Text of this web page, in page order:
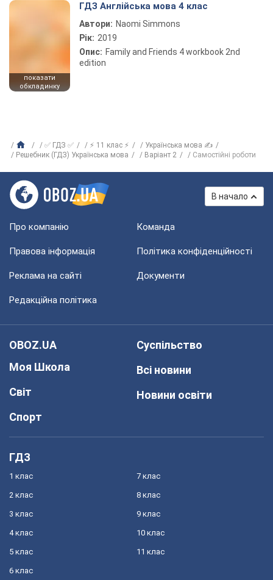
показати
обкладинку
ГДЗ Англійська мова 4 клас
Автори: Naomi Simmons
Рік: 2019
Опис: Family and Friends 4 workbook 2nd
edition
✅ ГДЗ ✅ ⚡ 11 клас ⚡
Українська мова ✍
Решебник (ГДЗ) Українська мова
Варіант 2 Самостійні роботи
В начало
Про компанію Команда
Правова інформація Політика конфіденційності
Реклама на сайті Документи
Редакційна політика
OBOZ.UA
Моя Школа
Світ
Спорт
Суспільство
Всі новини
Новини освіти
ГДЗ
1 клас
2 клас
3 клас
4 клас
5 клас
6 клас
7 клас
8 клас
9 клас
10 клас
11 клас